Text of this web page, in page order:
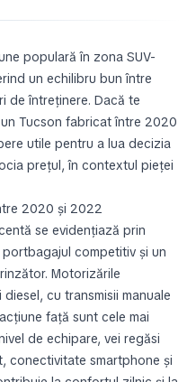
populară în zona SUV-
un echilibru bun între
de întreținere. Dacă te
Tucson fabricat între 2020
utile pentru a lua decizia
prețul, în contextul pieței
2020 și 2022
se evidențiază prin
competitiv și un
Motorizările
cu transmisii manuale
față sunt cele mai
de echipare, vei regăsi
conectivitate smartphone și